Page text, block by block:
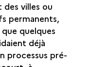
des villes ou
permanents,
quelques
déjà
processus pré-